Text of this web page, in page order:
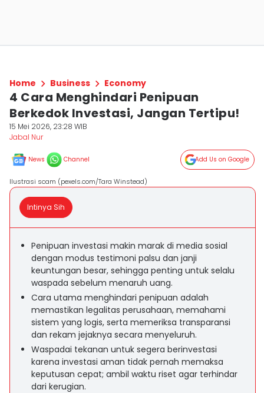
Home Business Economy
4 Cara Menghindari Penipuan
Berkedok Investasi, Jangan Tertipu!
15 Mei 2026, 23:28 WIB
Jabal Nur
News Channel Add Us on Google
Ilustrasi scam (pexels.com/Tara Winstead)
Intinya Sih
Penipuan investasi makin marak di media sosial
dengan modus testimoni palsu dan janji
keuntungan besar, sehingga penting untuk selalu
waspada sebelum menaruh uang.
Cara utama menghindari penipuan adalah
memastikan legalitas perusahaan, memahami
sistem yang logis, serta memeriksa transparansi
dan rekam jejaknya secara menyeluruh.
Waspadai tekanan untuk segera berinvestasi
karena investasi aman tidak pernah memaksa
keputusan cepat; ambil waktu riset agar terhindar
dari kerugian.